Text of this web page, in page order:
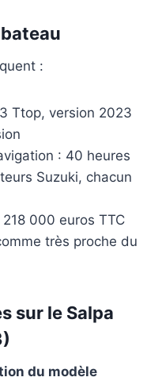
:
Ttop, version 2023
: 40 heures
Suzuki, chacun
000 euros TTC
très proche du
sur le Salpa
du modèle